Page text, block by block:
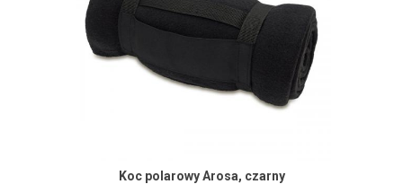
Koc polarowy Arosa, czarny